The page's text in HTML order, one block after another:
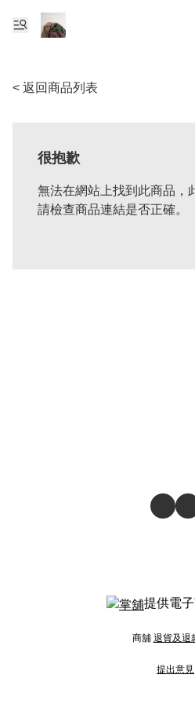
< 返回商品列表
很抱歉
無法在網站上找到此商品，
請檢查商品連結是否正確。
提供電
商舖 退貨及退
提出意見